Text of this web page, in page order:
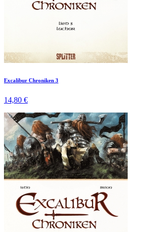
Excalibur Chroniken 3
14,80 €